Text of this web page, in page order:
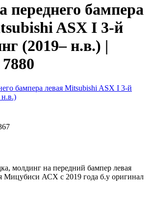
переднего бампера
ASX I 3-й
(2019– н.в.) |
молдинг на передний бампер левая
Мицубиси АСХ с 2019 года б.у оригинал